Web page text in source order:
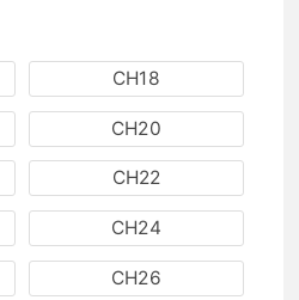
CH18
CH20
CH22
CH24
CH26